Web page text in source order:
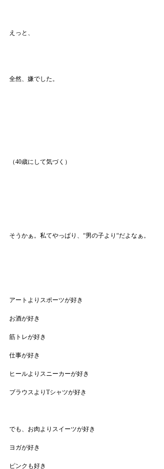
えっと、
全然、嫌でした。
（40歳にして気づく）
そうかぁ。私てやっぱり、“男の子より“だよなぁ。
アートよりスポーツが好き
お酒が好き
筋トレが好き
仕事が好き
ヒールよりスニーカーが好き
ブラウスよりTシャツが好き
でも、お肉よりスイーツが好き
ヨガが好き
ピンクも好き